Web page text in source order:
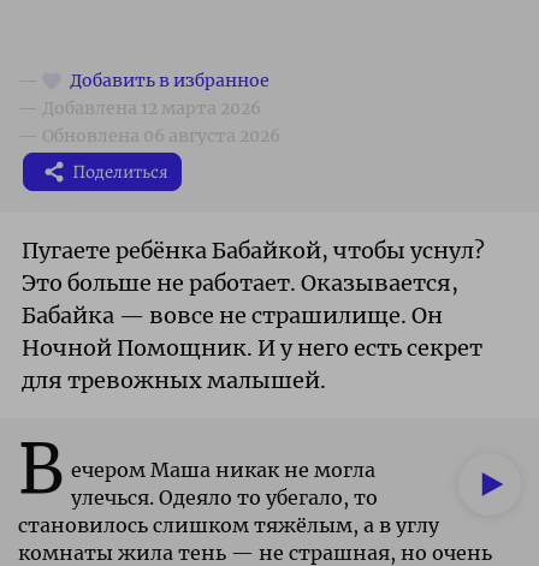
Поделиться
Пугаете ребёнка Бабайкой, чтобы уснул?
Это больше не работает. Оказывается,
Бабайка — вовсе не страшилище. Он
Ночной Помощник. И у него есть секрет
для тревожных малышей.
В ечером Маша никак не могла
улечься. Одеяло то убегало, то
становилось слишком тяжёлым, а в углу
комнаты жила тень — не страшная, но очень